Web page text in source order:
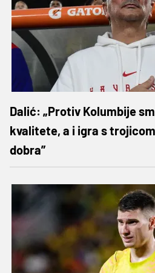
Dalić: „Protiv Kolumbije
kvalitete, a i igra s
dobra”